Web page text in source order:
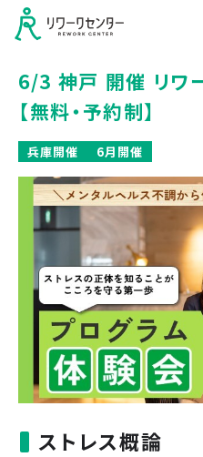
6/3 神戸 開催 リワ
【無料・予約制】
兵庫開催 6月開催
ストレス概論